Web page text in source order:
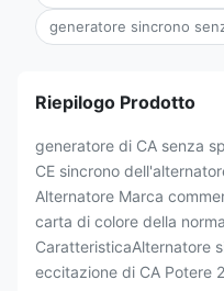
generatore sincrono
Riepilogo Prodotto
generatore di CA senza
CE sincrono
Alternatore Marca
carta di colore della
CaratteristicaAlternatore
eccitazione di CA Potere